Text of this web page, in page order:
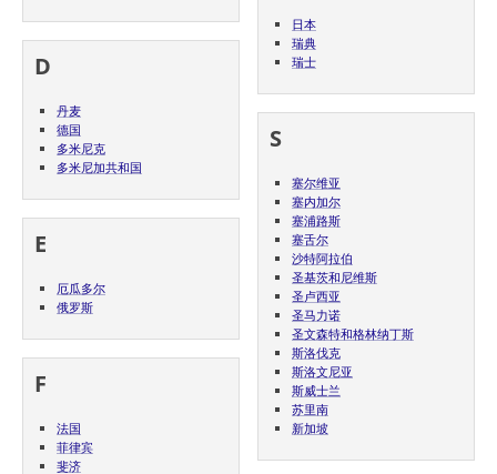
D
丹麦
德国
多米尼克
多米尼加共和国
E
厄瓜多尔
俄罗斯
F
法国
菲律宾
斐济
日本
瑞典
瑞士
S
塞尔维亚
塞内加尔
塞浦路斯
塞舌尔
沙特阿拉伯
圣基茨和尼维斯
圣卢西亚
圣马力诺
圣文森特和格林纳丁斯
斯洛伐克
斯洛文尼亚
斯威士兰
苏里南
新加坡